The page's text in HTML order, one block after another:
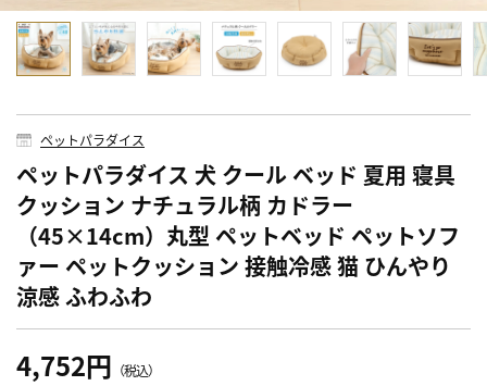
ペットパラダイス
ペットパラダイス 犬 クール ベッド 夏用 寝具
クッション ナチュラル柄 カドラー
（45×14cm）丸型 ペットベッド ペットソフ
ァー ペットクッション 接触冷感 猫 ひんやり
涼感 ふわふわ
4,752円 （税込）